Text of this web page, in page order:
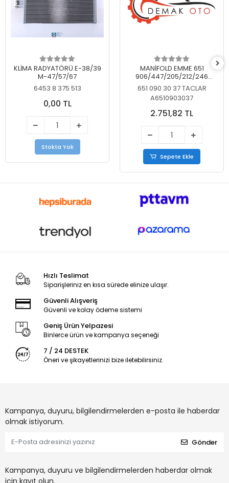
KLİMA RADYATÖRÜ E-38/39
M-47/57/67
6453 8 375 513
0,00 TL
Stokta Yok
MANİFOLD EMME 651
906/447/205/212/246
KELEBEKSİZ
651 090 30 37 TACLAR
A6510903037
2.751,82 TL
Sepete Ekle
Hızlı Teslimat
Siparişleriniz en kısa sürede elinize ulaşır.
Güvenli Alışveriş
Güvenli ve kolay ödeme sistemi
Geniş Ürün Yelpazesi
Binlerce ürün ve kampanya seçeneği
7 / 24 DESTEK
Öneri ve şikayetlerinizi bize iletebilirsiniz.
Kampanya, duyuru, bilgilendirmelerden e-posta ile haberdar
olmak istiyorum.
Gönder
Kampanya, duyuru ve bilgilendirmelerden haberdar olmak
için kayıt olun.